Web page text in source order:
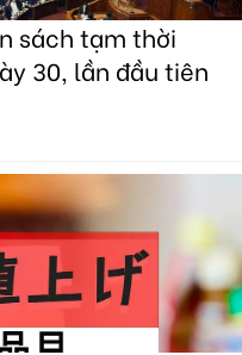
sách tạm thời
30, lần đầu tiên